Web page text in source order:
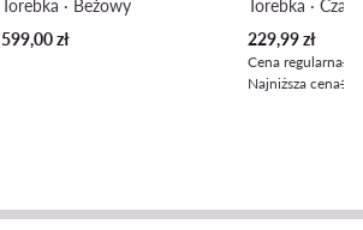
Torebka · Beżowy
599,00zł
Torebka ·
Aktualna cena
229,99zł
Cena regularna
Najniższa cena